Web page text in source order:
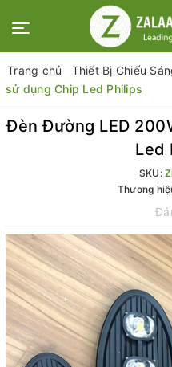
Trang chủ Thiết Bị Chiếu
sử dụng Chip Led Philips
Đèn Đường LED
Led
SKU:
Thương